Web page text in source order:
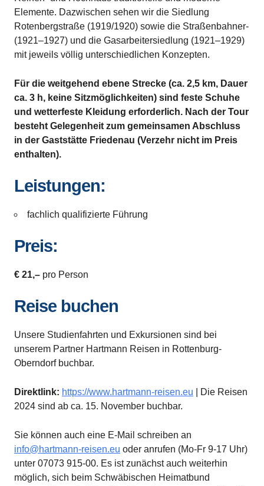
Elemente. Dazwischen sehen wir die Siedlung
Rotenbergstraße (1919/1920) sowie die Straßenbahner-
(1921–1927) und die Gasarbeitersiedlung (1921–1929)
mit jeweils völlig unterschiedlichen Konzepten.
Für die weitgehend ebene Strecke (ca. 2,5 km, Dauer
ca. 3 h, keine Sitzmöglichkeiten) sind feste Schuhe
und wetterfeste Kleidung erforderlich. Nach der Tour
besteht Gelegenheit zum gemeinsamen Abschluss
in der Gaststätte Friedenau (Verzehr nicht im Preis
enthalten).
Leistungen:
fachlich qualifizierte Führung
Preis:
€ 21,– pro Person
Reise buchen
Unsere Studienfahrten und Exkursionen sind bei
unserem Partner Hartmann Reisen in Rottenburg-
Oberndorf buchbar.
Direktlink: https://www.hartmann-reisen.eu | Die Reisen
2024 sind ab ca. 15. November buchbar.
Sie können auch eine E-Mail schreiben an
info@hartmann-reisen.eu oder anrufen (Mo-Fr 9-17 Uhr)
unter 07073 915-00. Es ist zunächst auch weiterhin
möglich, sich beim Schwäbischen Heimatbund